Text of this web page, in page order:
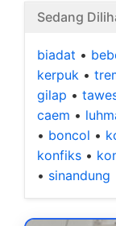
Sedang
biadat •
kerpuk •
gilap •
caem •
• boncol •
konfiks •
• sinandung